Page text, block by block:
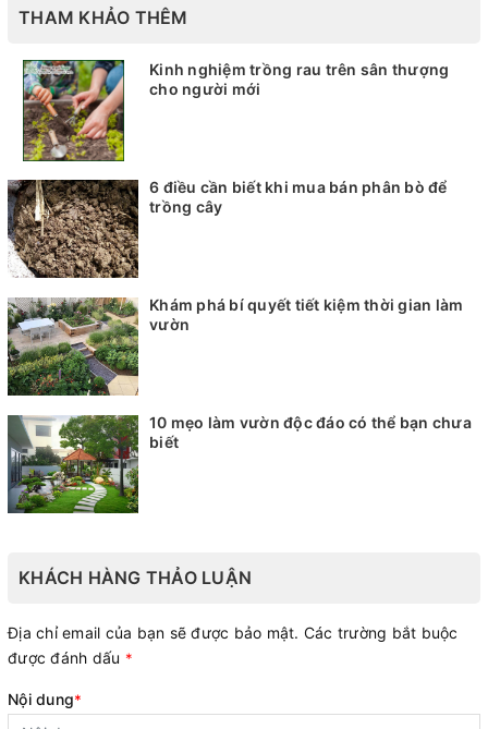
THAM KHẢO THÊM
Kinh nghiệm trồng rau trên sân thượng
cho người mới
6 điều cần biết khi mua bán phân bò để
trồng cây
Khám phá bí quyết tiết kiệm thời gian làm
vườn
10 mẹo làm vườn độc đáo có thể bạn chưa
biết
KHÁCH HÀNG THẢO LUẬN
Địa chỉ email của bạn sẽ được bảo mật. Các trường bắt buộc
được đánh dấu *
Nội dung*